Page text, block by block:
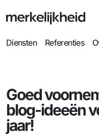
Diensten Referenties
Goed
blog-ideeën
jaar!